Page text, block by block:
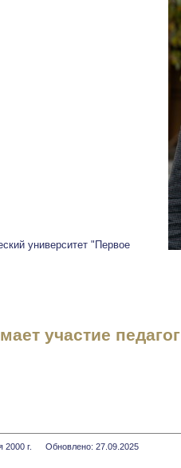
университет "Первое
участие педагог
2000 г. Обновлено: 27.09.2025